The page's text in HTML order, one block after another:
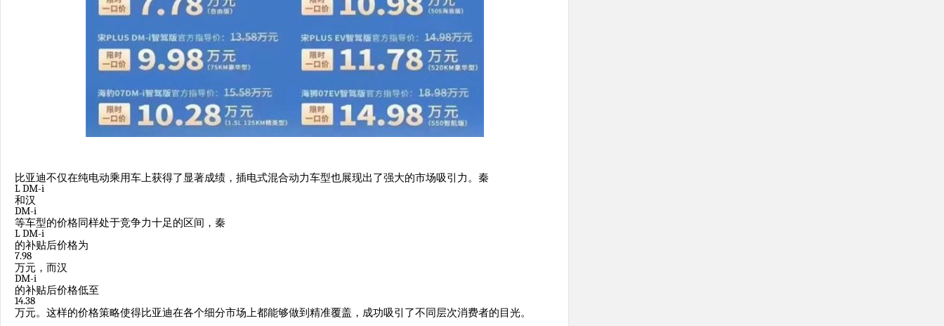
比亚迪不仅在纯电动乘用车上获得了显著成绩，插电式混合动力车型也展现出了强大的市场吸引力。秦
L DM-i
和汉
DM-i
等车型的价格同样处于竞争力十足的区间，秦
L DM-i
的补贴后价格为
7.98
万元，而汉
DM-i
的补贴后价格低至
14.38
万元。这样的价格策略使得比亚迪在各个细分市场上都能够做到精准覆盖，成功吸引了不同层次消费者的目光。